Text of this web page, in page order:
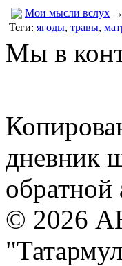
Мои мысли вслух →
Теги: ягоды, травы,
Мы в
дневник
обратной
© 2026